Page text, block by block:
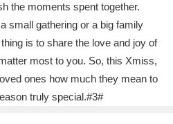
the moments spent together.
small gathering or a big family
is to share the love and joy of
most to you. So, this Xmiss,
ones how much they mean to
truly special.#3#